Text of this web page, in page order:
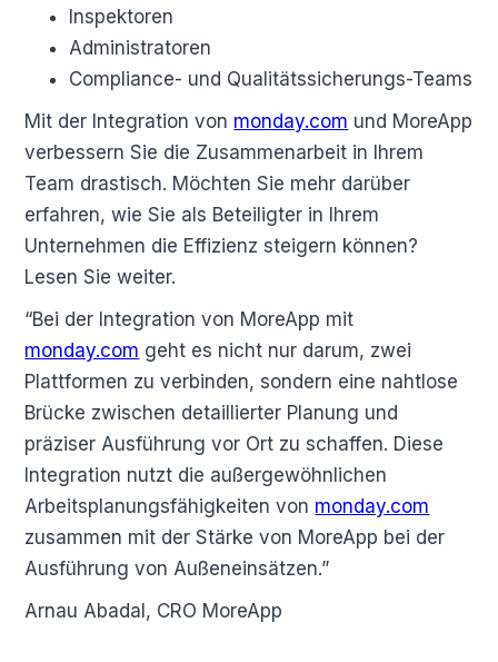
Inspektoren
Administratoren
Compliance- und Qualitätssicherungs-Teams
Mit der Integration von monday.com und MoreApp
verbessern Sie die Zusammenarbeit in Ihrem
Team drastisch. Möchten Sie mehr darüber
erfahren, wie Sie als Beteiligter in Ihrem
Unternehmen die Effizienz steigern können?
Lesen Sie weiter.
“Bei der Integration von MoreApp mit
monday.com geht es nicht nur darum, zwei
Plattformen zu verbinden, sondern eine nahtlose
Brücke zwischen detaillierter Planung und
präziser Ausführung vor Ort zu schaffen. Diese
Integration nutzt die außergewöhnlichen
Arbeitsplanungsfähigkeiten von monday.com
zusammen mit der Stärke von MoreApp bei der
Ausführung von Außeneinsätzen.”
Arnau Abadal, CRO MoreApp